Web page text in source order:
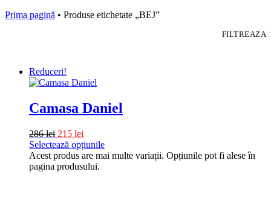
Prima pagină • Produse etichetate „BEJ”
FILTREAZA
Reduceri!
Camasa Daniel
286lei 215 lei
Selectează opțiunile
Acest produs are mai multe variații. Opțiunile pot fi alese în
pagina produsului.